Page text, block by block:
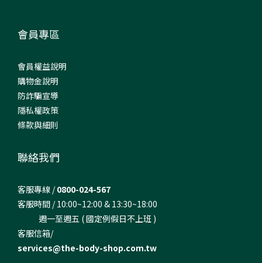
會員專區
會員權益說明
購物金說明
防詐騙宣導
隱私權政策
條款與細則
聯絡我們
客服專線 /0800-024-567
客服時間 / 10:00~12:00 & 13:30~18:00
週一至週五 ( 國定例假日不上班 )
客服信箱/
services@the-body-shop.com.tw